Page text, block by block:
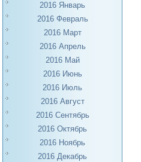
2016 Январь
2016 Февраль
2016 Март
2016 Апрель
2016 Май
2016 Июнь
2016 Июль
2016 Август
2016 Сентябрь
2016 Октябрь
2016 Ноябрь
2016 Декабрь